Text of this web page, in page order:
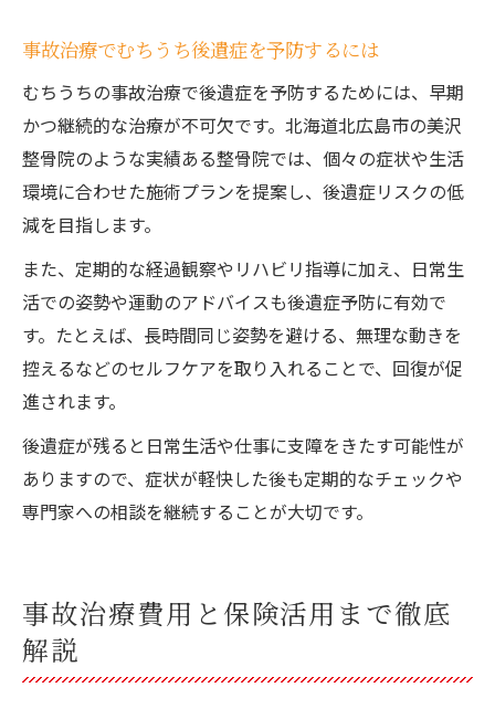
事故治療でむちうち後遺症を予防するには
むちうちの事故治療で後遺症を予防するためには、早期
かつ継続的な治療が不可欠です。北海道北広島市の美沢
整骨院のような実績ある整骨院では、個々の症状や生活
環境に合わせた施術プランを提案し、後遺症リスクの低
減を目指します。
また、定期的な経過観察やリハビリ指導に加え、日常生
活での姿勢や運動のアドバイスも後遺症予防に有効で
す。たとえば、長時間同じ姿勢を避ける、無理な動きを
控えるなどのセルフケアを取り入れることで、回復が促
進されます。
後遺症が残ると日常生活や仕事に支障をきたす可能性が
ありますので、症状が軽快した後も定期的なチェックや
専門家への相談を継続することが大切です。
事故治療費用と保険活用まで徹底
解説